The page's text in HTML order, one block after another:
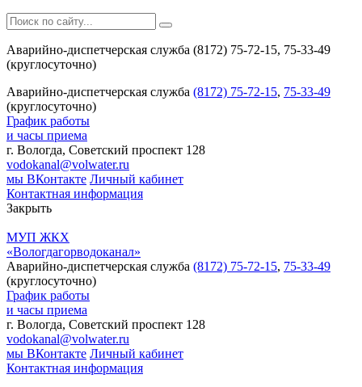
Аварийно-диспетчерская служба (8172) 75-72-15, 75-33-49
(круглосуточно)
Аварийно-диспетчерская служба (8172) 75-72-15, 75-33-49
(круглосуточно)
График работы
и часы приема
г. Вологда, Советский проспект 128
vodokanal@volwater.ru
мы ВКонтакте Личный кабинет
Контактная информация
Закрыть
МУП ЖКХ
«Вологдагорводоканал»
Аварийно-диспетчерская служба (8172) 75-72-15, 75-33-49
(круглосуточно)
График работы
и часы приема
г. Вологда, Советский проспект 128
vodokanal@volwater.ru
мы ВКонтакте Личный кабинет
Контактная информация